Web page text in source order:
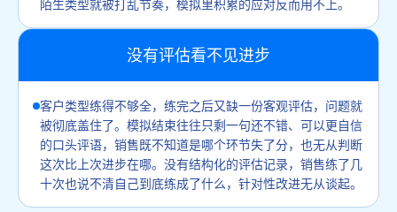
没有评估看不见进步
客户类型练得不够全，练完之后又缺一份客观评估，问题就
被彻底盖住了。模拟结束往往只剩一句还不错、可以更自信
的口头评语，销售既不知道是哪个环节失了分，也无从判断
这次比上次进步在哪。没有结构化的评估记录，销售练了几
十次也说不清自己到底练成了什么，针对性改进无从谈起。